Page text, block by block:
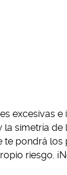
excesivas
simetría de
te pondrá los
riesgo.